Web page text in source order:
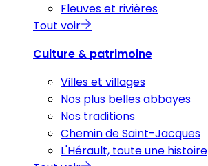
Fleuves et rivières
Tout voir
Culture & patrimoine
Villes et villages
Nos plus belles abbayes
Nos traditions
Chemin de Saint-Jacques
L'Hérault, toute une histoire